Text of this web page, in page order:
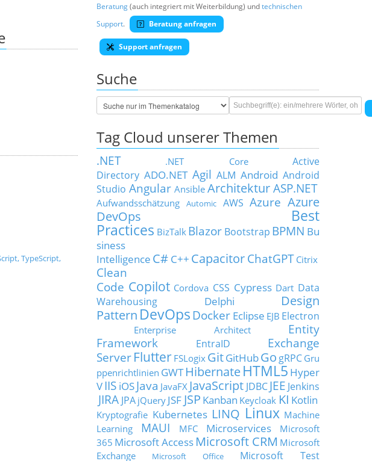
TypeScript,
Beratung(auch integriert mit Weiterbildung) undtechnischen
Support. Beratung anfragen
Support anfragen
Suche
Tag Cloud unserer Themen
.NET .NET Core
Active
Directory ADO.NET Agil ALM Android Android
Studio Angular Ansible Architektur ASP.NET
Aufwandsschätzung Automic AWS Azure Azure
DevOps
Best
Practices BizTalk Blazor Bootstrap BPMN Bu
siness
Intelligence C# C++ Capacitor ChatGPT Citrix
Clean
Code Copilot Cordova CSS Cypress Dart Data
Warehousing
Delphi
Design
Pattern DevOps Docker Eclipse EJB Electron
Enterprise Architect
Entity
Framework
EntraID
Exchange
Server Flutter FSLogix GitGitHubGo gRPC Gru
ppenrichtlinien GWT HibernateHTML5 Hyper
VIIS iOSJava JavaFX JavaScript JDBC JEE Jenkins
JIRA JPA jQuery JSF JSP Kanban Keycloak KI Kotlin
Kryptografie Kubernetes LINQ Linux Machine
Learning
MAUI MFC Microservices
Microsoft
365 Microsoft Access Microsoft CRM Microsoft
Exchange
Microsoft Office
Microsoft Test